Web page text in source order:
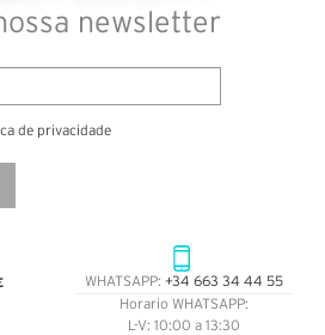
newsletter
de privacidade
WHATSAPP: +34 663 34 44 55
Horario WHATSAPP:
L-V: 10:00 a 13:30